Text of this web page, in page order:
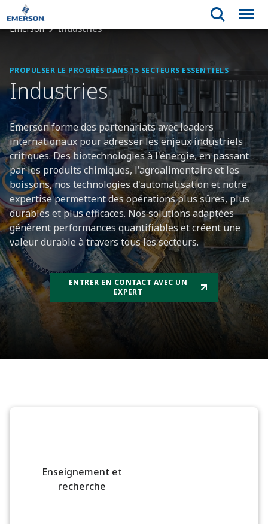
Emerson Industries
PROPULSER LE PROGRÈS DANS 15 SECTEURS ESSENTIELS
Industries
Emerson forme des partenariats avec leaders
internationaux pour adresser les enjeux industriels
critiques. Des biotechnologies à l'énergie, en passant
par les produits chimiques, l'agroalimentaire et les
boissons, nos technologies d'automatisation et notre
expertise permettent des opérations plus sûres, plus
durables et plus efficaces. Nos solutions adaptées
génèrent performances quantifiables et créent une
valeur durable à travers tous les secteurs.
ENTRER EN CONTACT AVEC UN
EXPERT
Enseignement et
recherche